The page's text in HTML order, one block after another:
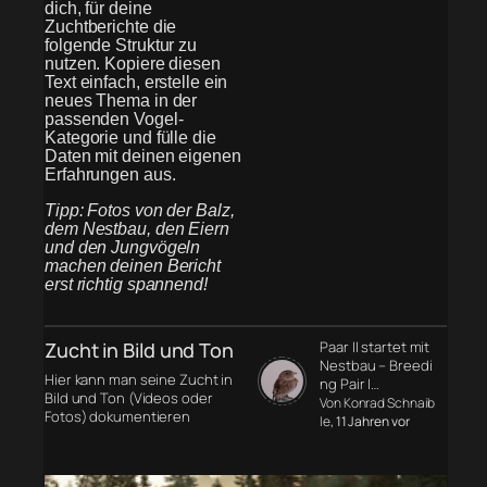
dich, für deine
Zuchtberichte die
folgende Struktur zu
nutzen. Kopiere diesen
Text einfach, erstelle ein
neues Thema in der
passenden Vogel-
Kategorie und fülle die
Daten mit deinen eigenen
Erfahrungen aus.
Tipp: Fotos von der Balz,
dem Nestbau, den Eiern
und den Jungvögeln
machen deinen Bericht
erst richtig spannend!
Zucht in Bild und Ton
Hier kann man seine Zucht in
Bild und Ton (Videos oder
Fotos) dokumentieren
Paar II startet mit
Nestbau – Breedi
ng Pair I…
Von Konrad Schnaib
le, 11 Jahren vor